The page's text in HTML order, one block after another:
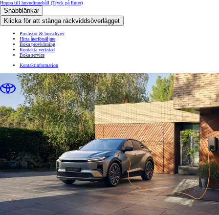
Hoppa till huvudinnehåll (Tryck på Enter)
Snabblänkar
Klicka för att stänga räckviddsöverlägget
Prislistor & broschyrer
Hitta återförsäljare
Boka provkörning
Kontakta verkstad
Boka service
Kontaktinformation